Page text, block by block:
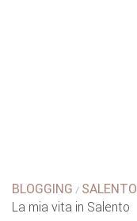
BLOGGING / SALENTO
La mia vita in Salento